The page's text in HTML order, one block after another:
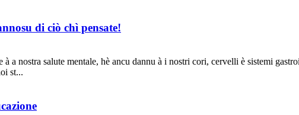
di ciò chì pensate!
a nostra salute mentale, hè ancu dannu à i nostri cori, cervelli è sistemi
st...